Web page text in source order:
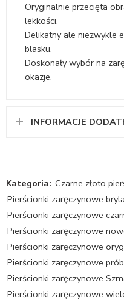
Oryginalnie przecięta
lekkości.
Delikatny ale niezwykle
blasku.
Doskonały wybór na
okazje.
INFORMACJE
Kategoria: Czarne złoto
Pierścionki zaręczynowe
Pierścionki zaręczynowe
Pierścionki zaręczynowe
Pierścionki zaręczynowe
Pierścionki zaręczynowe
Pierścionki zaręczynowe
Pierścionki zaręczynowe